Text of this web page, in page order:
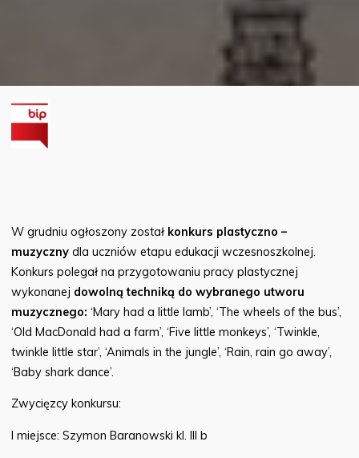
W grudniu ogłoszony został konkurs plastyczno –
muzyczny dla uczniów etapu edukacji wczesnoszkolnej.
Konkurs polegał na przygotowaniu pracy plastycznej
wykonanej dowolną techniką do wybranego utworu
muzycznego:‘Mary had a little lamb’, ‘The wheels of the bus’,
‘Old MacDonald had a farm’, ‘Five little monkeys’, ‘Twinkle,
twinkle little star’, ‘Animals in the jungle’, ‘Rain, rain go away’,
‘Baby shark dance’.
Zwycięzcy konkursu:
I miejsce: Szymon Baranowski kl. III b